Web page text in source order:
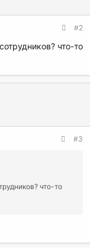
#2
что-то
#3
что-то